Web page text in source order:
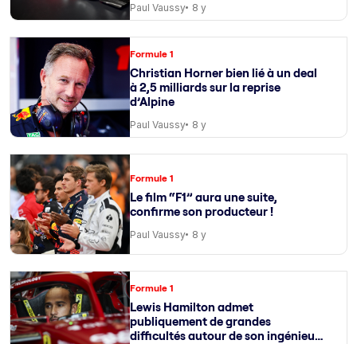
Paul Vaussy 8 y
Formule 1
Christian Horner bien lié à un deal
à 2,5 milliards sur la reprise
d’Alpine
Paul Vaussy 8 y
Formule 1
Le film “F1” aura une suite,
confirme son producteur !
Paul Vaussy 8 y
Formule 1
Lewis Hamilton admet
publiquement de grandes
difficultés autour de son ingénieur